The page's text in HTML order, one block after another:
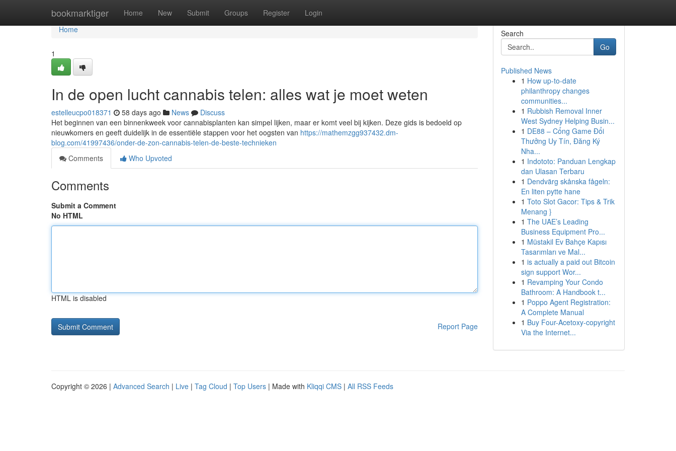
bookmarktiger Home New Submit Groups Register Login
Home
Home
1
In de open lucht cannabis telen: alles wat je moet weten
estelleucpo018371 58 days ago News
Discuss
Het beginnen van een binnenkweek voor cannabisplanten kan simpel lijken, maar er komt veel bij kijken. Deze gids is bedoeld op
nieuwkomers en geeft duidelijk in de essentiële stappen voor het oogsten van https://mathemzgg937432.dm-
blog.com/41997436/onder-de-zon-cannabis-telen-de-beste-technieken
Comments
Who Upvoted
Comments
Submit a Comment
No HTML
HTML is disabled
Report Page
Search
Go
Published News
1 How up-to-date
philanthropy changes
communities...
1 Rubbish Removal Inner
West Sydney Helping Busin...
1 DE88 – Cổng Game Đổi
Thưởng Uy Tín, Đăng Ký
Nha...
1 Indototo: Panduan Lengkap
dan Ulasan Terbaru
1 Dendvärg skånska fågeln:
En liten pytte hane
1 Toto Slot Gacor: Tips & Trik
Menang }
1 The UAE’s Leading
Business Equipment Pro...
1 Müstakil Ev Bahçe Kapısı
Tasarımları ve Mal...
1 is actually a paid out Bitcoin
sign support Wor...
1 Revamping Your Condo
Bathroom: A Handbook t...
1 Poppo Agent Registration:
A Complete Manual
1 Buy Four-Acetoxy-copyright
Via the Internet...
Copyright © 2026 | Advanced Search | Live | Tag Cloud | Top Users | Made with Kliqqi CMS | All RSS Feeds